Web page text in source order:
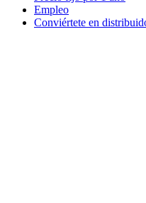
Empleo
Conviértete en